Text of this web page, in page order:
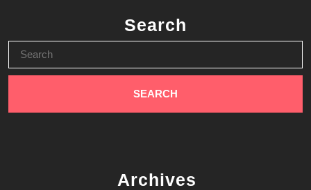
Search
for:
Archives